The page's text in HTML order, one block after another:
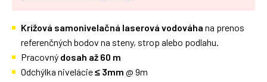
Krížová samonivelačná laserová vodováha na prenos
referenčných bodov na steny, strop alebo podlahu.
Pracovný dosah až 60 m
Odchýlka nivelácie≤ 3mm @ 9m